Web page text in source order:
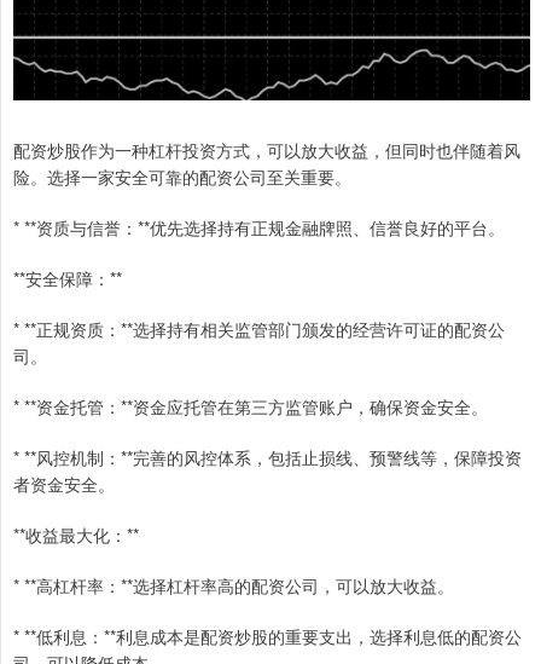
配资炒股作为一种杠杆投资方式，可以放大收益，但同时也伴随着风
险。选择一家安全可靠的配资公司至关重要。
* **资质与信誉：**优先选择持有正规金融牌照、信誉良好的平台。
**安全保障：**
* **正规资质：**选择持有相关监管部门颁发的经营许可证的配资公
司。
* **资金托管：**资金应托管在第三方监管账户，确保资金安全。
* **风控机制：**完善的风控体系，包括止损线、预警线等，保障投资
者资金安全。
**收益最大化：**
* **高杠杆率：**选择杠杆率高的配资公司，可以放大收益。
* **低利息：**利息成本是配资炒股的重要支出，选择利息低的配资公